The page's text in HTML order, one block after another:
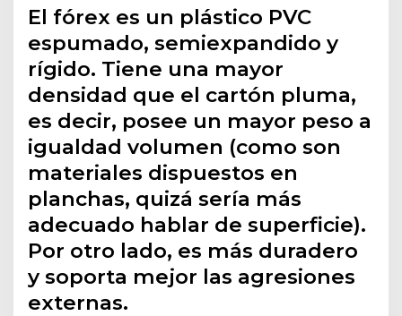
El fórex es un plástico PVC
espumado, semiexpandido y
rígido. Tiene una mayor
densidad que el cartón pluma,
es decir, posee un mayor peso a
igualdad volumen (como son
materiales dispuestos en
planchas, quizá sería más
adecuado hablar de superficie).
Por otro lado, es más duradero
y soporta mejor las agresiones
externas.